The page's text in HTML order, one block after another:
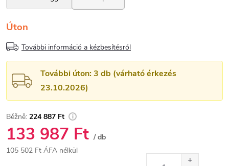
Úton
További információ a kézbesítésről
További úton: 3 db (várható érkezés
23.10.2026)
224 887 Ft
133 987 Ft / db
105 502 Ft ÁFA nélkül